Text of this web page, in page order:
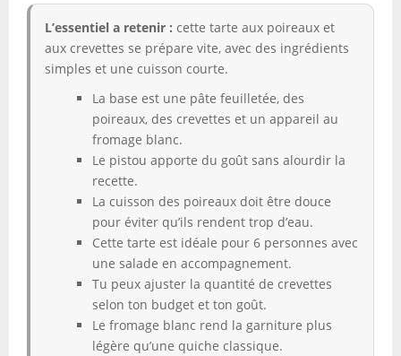
L’essentiel a retenir : cette tarte aux poireaux et
aux crevettes se prépare vite, avec des ingrédients
simples et une cuisson courte.
La base est une pâte feuilletée, des
poireaux, des crevettes et un appareil au
fromage blanc.
Le pistou apporte du goût sans alourdir la
recette.
La cuisson des poireaux doit être douce
pour éviter qu’ils rendent trop d’eau.
Cette tarte est idéale pour 6 personnes avec
une salade en accompagnement.
Tu peux ajuster la quantité de crevettes
selon ton budget et ton goût.
Le fromage blanc rend la garniture plus
légère qu’une quiche classique.